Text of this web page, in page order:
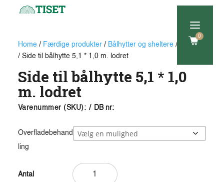
a
0
Home/ Færdige produkter/ Bålhytter og sheltere/
Tilbehør
/ Side til bålhytte 5,1 * 1,0 m. lodret
Side til bålhytte 5,1 * 1,0
m. lodret
Varenummer (SKU): / DB nr:
Overfladebehand
ling